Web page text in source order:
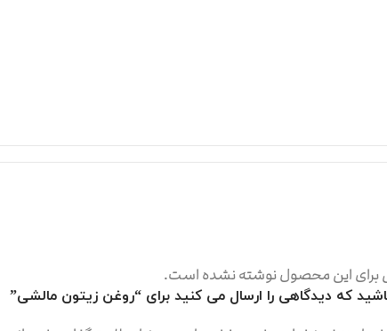
برای این محصول نوشته نشده است.
که دیدگاهی را ارسال می کنید برای “روغن زیتون مالشی”